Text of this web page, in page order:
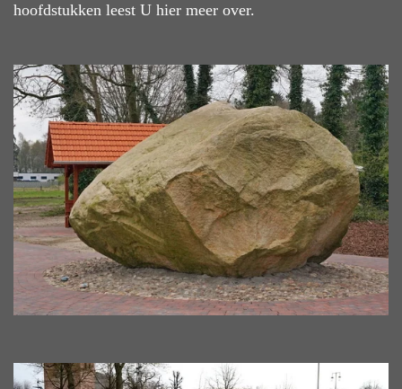
hoofdstukken leest U hier meer over.